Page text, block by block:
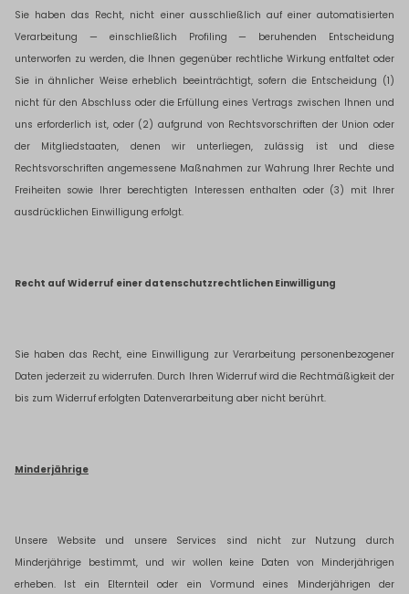
Sie haben das Recht, nicht einer ausschließlich auf einer automatisierten
Verarbeitung — einschließlich Profiling — beruhenden Entscheidung
unterworfen zu werden, die Ihnen gegenüber rechtliche Wirkung entfaltet oder
Sie in ähnlicher Weise erheblich beeinträchtigt, sofern die Entscheidung (1)
nicht für den Abschluss oder die Erfüllung eines Vertrags zwischen Ihnen und
uns erforderlich ist, oder (2) aufgrund von Rechtsvorschriften der Union oder
der Mitgliedstaaten, denen wir unterliegen, zulässig ist und diese
Rechtsvorschriften angemessene Maßnahmen zur Wahrung Ihrer Rechte und
Freiheiten sowie Ihrer berechtigten Interessen enthalten oder (3) mit Ihrer
ausdrücklichen Einwilligung erfolgt.
Recht auf Widerruf einer datenschutzrechtlichen Einwilligung
Sie haben das Recht, eine Einwilligung zur Verarbeitung personenbezogener
Daten jederzeit zu widerrufen. Durch Ihren Widerruf wird die Rechtmäßigkeit der
bis zum Widerruf erfolgten Datenverarbeitung aber nicht berührt.
Minderjährige
Unsere Website und unsere Services sind nicht zur Nutzung durch
Minderjährige bestimmt, und wir wollen keine Daten von Minderjährigen
erheben. Ist ein Elternteil oder ein Vormund eines Minderjährigen der